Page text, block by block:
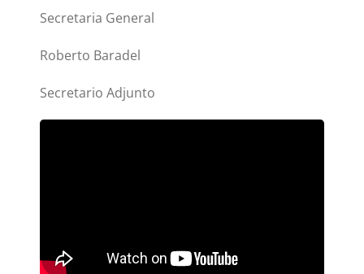
Secretaria General
Roberto Baradel
Secretario Adjunto